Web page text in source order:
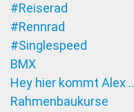
#Reiserad
#Rennrad
#Singlespeed
BMX
Hey hier kommt Alex
Rahmenbaukurse